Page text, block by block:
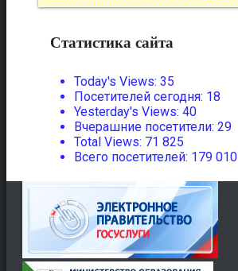
Статистика сайта
Today's Views: 35
Посетителей сегодня: 18
Yesterday's Views: 40
Вчерашние посетители: 29
Total Views: 71 825
Всего посетителей: 179 010